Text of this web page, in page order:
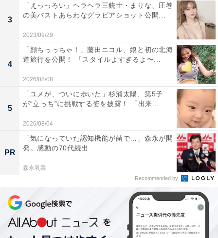
3
「えっっろい」ヘラヘラ三銃士・まりな、圧巻
の美バストあらわなグラビアショット公開...
2023/09/29
4
「顔ちっっちゃ！」藤田ニコル、娘と初の北海
道旅行を公開！ 「スタイルよすぎるよ〜...
2026/08/08
5
「ユメが、ついに歩いた」杉浦太陽、第5子
が“立っち”に挑戦する姿を披露！ 「出来...
2026/08/04
PR
「気になっていた認知機能が菌で…」森永が開
発。感動の70代続出
森永乳業
Recommended by